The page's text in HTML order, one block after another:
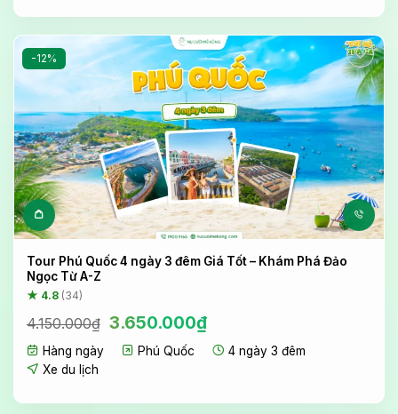
5.090.000₫.
-12%
Tour Phú Quốc 4 ngày 3 đêm Giá Tốt – Khám Phá Đảo
Ngọc Từ A-Z
★ 4.8 (34)
4.150.000₫ Giá
là:
3.650.000₫Giá
hiện
tại
Hàng ngày Phú Quốc
4 ngày 3 đêm
Xe du lịch